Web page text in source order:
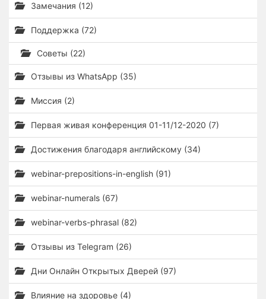
Замечания (12)
Поддержка (72)
Советы (22)
Отзывы из WhatsApp (35)
Миссия (2)
Первая живая конференция 01-11/12-2020 (7)
Достижения благодаря английскому (34)
webinar-prepositions-in-english (91)
webinar-numerals (67)
webinar-verbs-phrasal (82)
Отзывы из Telegram (26)
Дни Онлайн Открытых Дверей (97)
Влияние на здоровье (4)